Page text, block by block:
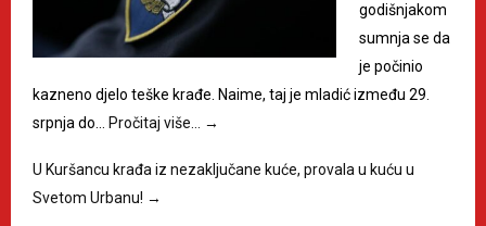
godišnjakom
sumnja se da
je počinio
kazneno djelo teške krađe. Naime, taj je mladić između 29.
srpnja do… Pročitaj više… →
U Kuršancu krađa iz nezaključane kuće, provala u kuću u
Svetom Urbanu! →